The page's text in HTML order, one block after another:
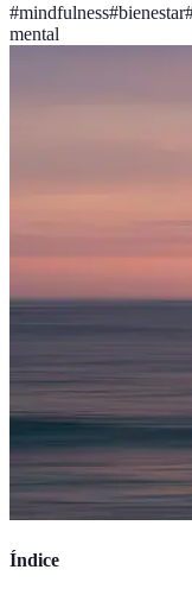
#mindfulness#bienestar
mental
Índice